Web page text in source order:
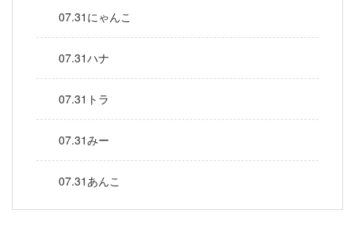
07.31にゃんこ
07.31ハナ
07.31トラ
07.31みー
07.31あんこ